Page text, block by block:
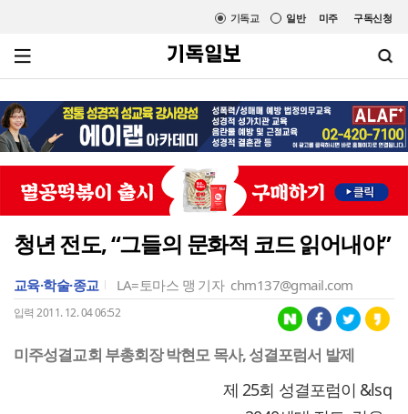
미주 구독신청
일반
기독교
청년 전도, “그들의 문화적 코드 읽어내야”
교육·학술·종교 LA=토마스 맹 기자 chm137@gmail.com
입력 2011. 12. 04 06:52
미주성결교회 부총회장 박현모 목사, 성결포럼서 발제
제 25회 성결포럼이 &lsq